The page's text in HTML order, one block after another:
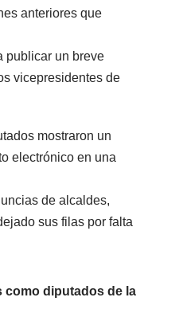
anteriores que
publicar un breve
vicepresidentes de
mostraron un
electrónico en una
de alcaldes,
sus filas por falta
como diputados de la